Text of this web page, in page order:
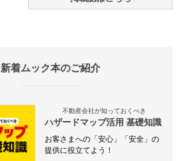
新着ムック本のご紹介
不動産会社が知っておくべき
ハザードマップ活用 基礎知識
お客さまへの「安心」「安全」の
提供に役立てよう！